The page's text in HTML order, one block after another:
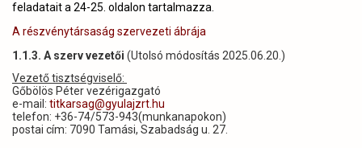
feladatait a 24-25. oldalon tartalmazza.
A részvénytársaság szervezeti ábrája
1.1.3. A szerv vezetői (Utolsó módosítás 2025.06.20.)
Vezető tisztségviselő:
Gőbölös Péter vezérigazgató
e-mail: titkarsag@gyulajzrt.hu
telefon: +36-74/573-943(munkanapokon)
postai cím: 7090 Tamási, Szabadság u. 27.